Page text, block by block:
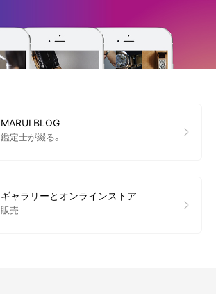
MARUI BLOG
鑑定士が綴る。
ギャラリーとオンラインストア
販売